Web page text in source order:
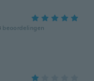
beoordelingen